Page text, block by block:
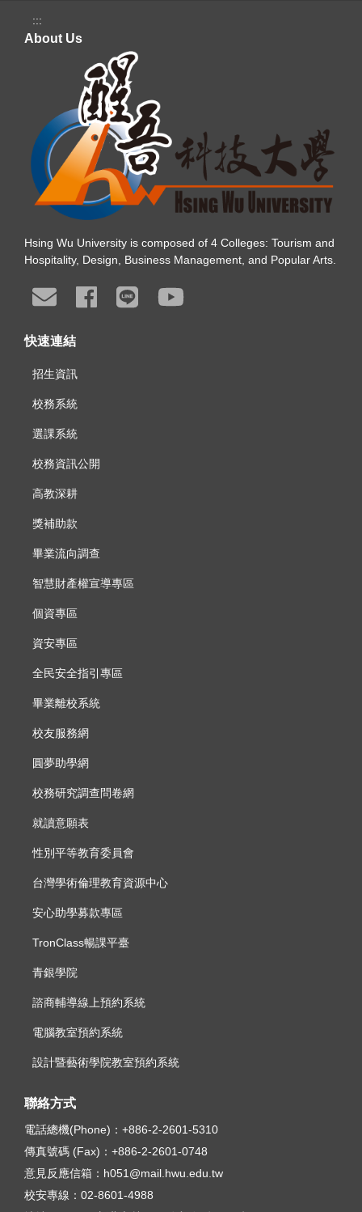
:::
About Us
Hsing Wu University is composed of 4 Colleges: Tourism and
Hospitality, Design, Business Management, and Popular Arts.
快速連結
招生資訊
校務系統
選課系統
校務資訊公開
高教深耕
獎補助款
畢業流向調查
智慧財產權宣導專區
個資專區
資安專區
全民安全指引專區
畢業離校系統
校友服務網
圓夢助學網
校務研究調查問卷網
就讀意願表
性別平等教育委員會
台灣學術倫理教育資源中心
安心助學募款專區
TronClass暢課平臺
青銀學院
諮商輔導線上預約系統
電腦教室預約系統
設計暨藝術學院教室預約系統
聯絡方式
電話總機(Phone)： +886-2-2601-5310
傳真號碼 (Fax)： +886-2-2601-0748
意見反應信箱： h051@mail.hwu.edu.tw
校安專線： 02-8601-4988